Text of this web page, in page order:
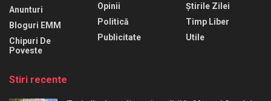
Anunturi
Bloguri EMM
Chipuri De
Poveste
Opinii
Politică
Publicitate
Știrile Zilei
Timp Liber
Utile
Stiri recente